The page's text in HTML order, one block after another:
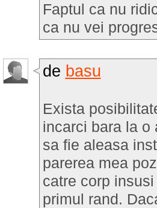
Faptul ca nu
ca nu vei
de basu
Exista
incarci bara la o
sa fie aleasa
parerea mea
catre corp
primul rand.